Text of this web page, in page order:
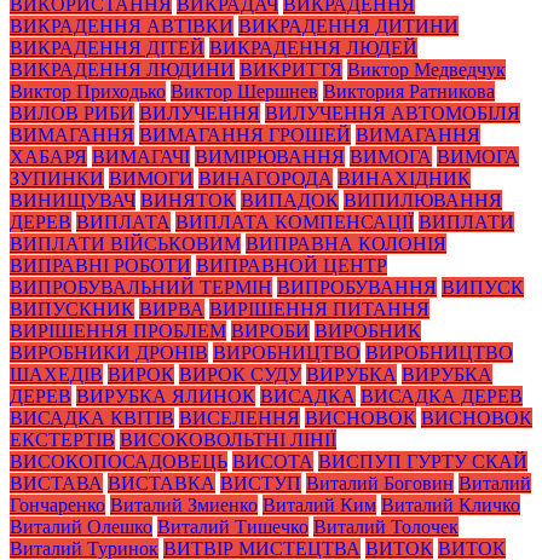
ВИКОРИСТАННЯ ВИКРАДАЧ ВИКРАДЕННЯ
ВИКРАДЕННЯ АВТІВКИ ВИКРАДЕННЯ ДИТИНИ
ВИКРАДЕННЯ ДІТЕЙ ВИКРАДЕННЯ ЛЮДЕЙ
ВИКРАДЕННЯ ЛЮДИНИ ВИКРИТТЯ Виктор Медведчук
Виктор Приходько Виктор Шершнев Виктория Ратникова
ВИЛОВ РИБИ ВИЛУЧЕННЯ ВИЛУЧЕННЯ АВТОМОБІЛЯ
ВИМАГАННЯ ВИМАГАННЯ ГРОШЕЙ ВИМАГАННЯ
ХАБАРЯ ВИМАГАЧІ ВИМІРЮВАННЯ ВИМОГА ВИМОГА
ЗУПИНКИ ВИМОГИ ВИНАГОРОДА ВИНАХІДНИК
ВИНИЩУВАЧ ВИНЯТОК ВИПАДОК ВИПИЛЮВАННЯ
ДЕРЕВ ВИПЛАТА ВИПЛАТА КОМПЕНСАЦІЇ ВИПЛАТИ
ВИПЛАТИ ВІЙСЬКОВИМ ВИПРАВНА КОЛОНІЯ
ВИПРАВНІ РОБОТИ ВИПРАВНОЙ ЦЕНТР
ВИПРОБУВАЛЬНИЙ ТЕРМІН ВИПРОБУВАННЯ ВИПУСК
ВИПУСКНИК ВИРВА ВИРІШЕННЯ ПИТАННЯ
ВИРІШЕННЯ ПРОБЛЕМ ВИРОБИ ВИРОБНИК
ВИРОБНИКИ ДРОНІВ ВИРОБНИЦТВО ВИРОБНИЦТВО
ШАХЕДІВ ВИРОК ВИРОК СУДУ ВИРУБКА ВИРУБКА
ДЕРЕВ ВИРУБКА ЯЛИНОК ВИСАДКА ВИСАДКА ДЕРЕВ
ВИСАДКА КВІТІВ ВИСЕЛЕННЯ ВИСНОВОК ВИСНОВОК
ЕКСТЕРТІВ ВИСОКОВОЛЬТНІ ЛІНІЇ
ВИСОКОПОСАДОВЕЦЬ ВИСОТА ВИСПУП ГУРТУ СКАЙ
ВИСТАВА ВИСТАВКА ВИСТУП Виталий Боговин Виталий
Гончаренко Виталий Змиенко Виталий Ким Виталий Кличко
Виталий Олешко Виталий Тишечко Виталий Толочек
Виталий Туринок ВИТВІР МИСТЕЦТВА ВИТОК ВИТОК